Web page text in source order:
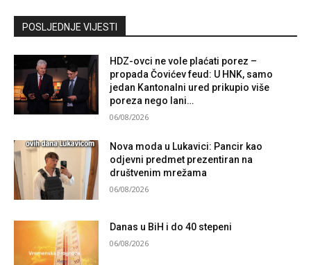
Kontaktirajte nas
POSLJEDNJE VIJESTI
HDZ-ovci ne vole plaćati porez –
propada Čovićev feud: U HNK, samo
jedan Kantonalni ured prikupio više
poreza nego lani…
06/08/2026
Nova moda u Lukavici: Pancir kao
odjevni predmet prezentiran na
društvenim mrežama
06/08/2026
Danas u BiH i do 40 stepeni
06/08/2026